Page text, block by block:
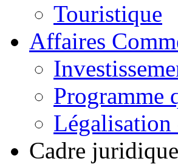
Touristique
Affaires
Programme
Légalisation
Cadre